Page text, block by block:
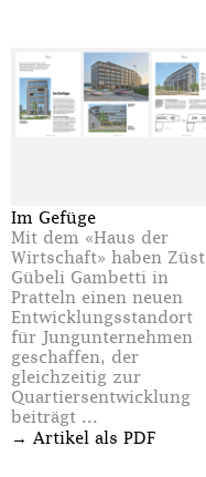
Im Gefüge
Mit dem «Haus der
Wirtschaft» haben Züst
Gübeli Gambetti in
Pratteln einen neuen
Entwicklungsstandort
für Jungunternehmen
geschaffen, der
gleichzeitig zur
Quartiersentwicklung
beiträgt ...
→ Artikel als PDF